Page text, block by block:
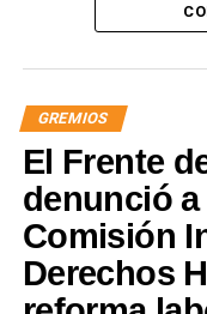
apuntó que «a Milei
movilizar para seguir
tergiversado su
y votar iniciativas
nación y no
«Este es un avance
demostrado que solo
recuperando
Nacional.
GREMIOS
El Frente
denunció
Comisión
Derechos